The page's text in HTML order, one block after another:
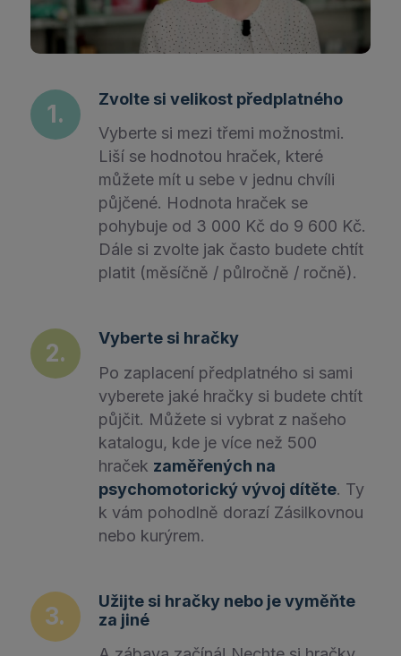
Zvolte si velikost předplatného
Vyberte si mezi třemi možnostmi.
Liší se hodnotou hraček, které
můžete mít u sebe v jednu chvíli
půjčené. Hodnota hraček se
pohybuje od 3 000 Kč do 9 600 Kč.
Dále si zvolte jak často budete chtít
platit (měsíčně / půlročně / ročně).
Vyberte si hračky
Po zaplacení předplatného si sami
vyberete jaké hračky si budete chtít
půjčit. Můžete si vybrat z našeho
katalogu, kde je více než 500
hraček zaměřených na
psychomotorický vývoj dítěte. Ty
k vám pohodlně dorazí Zásilkovnou
nebo kurýrem.
Užijte si hračky nebo je vyměňte
za jiné